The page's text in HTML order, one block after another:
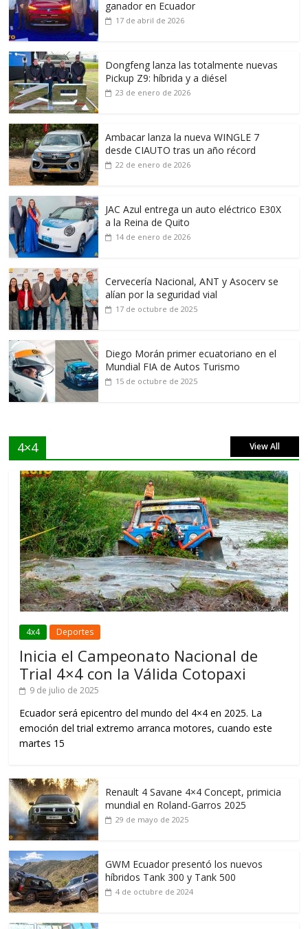
ganador en Ecuador
17 de abril de 2026
Dongfeng lanza las totalmente nuevas
Pickup Z9: híbrida y a diésel
23 de enero de 2026
Ambacar lanza la nueva WINGLE 7
desde CIAUTO tras un año récord
22 de enero de 2026
JAC Azul entrega un auto eléctrico E30X
a la Reina de Quito
14 de enero de 2026
Cervecería Nacional, ANT y Asocerv se
alían por la seguridad vial
17 de octubre de 2025
Diego Morán primer ecuatoriano en el
Mundial FIA de Autos Turismo
15 de octubre de 2025
4×4 View All
4x4 Deportes
Inicia el Campeonato Nacional de
Trial 4×4 con la Válida Cotopaxi
9 de julio de 2025
Ecuador será epicentro del mundo del 4×4 en 2025. La
emoción del trial extremo arranca motores, cuando este
martes 15
Renault 4 Savane 4×4 Concept, primicia
mundial en Roland-Garros 2025
29 de mayo de 2025
GWM Ecuador presentó los nuevos
híbridos Tank 300 y Tank 500
4 de octubre de 2024